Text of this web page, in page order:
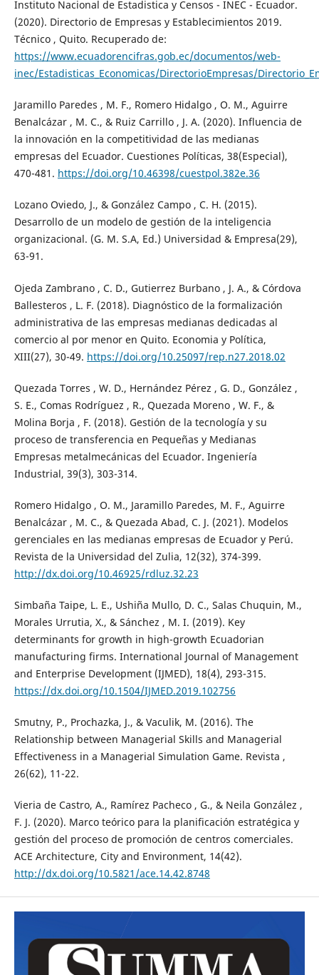
Instituto Nacional de Estadistica y Censos - INEC - Ecuador.
(2020). Directorio de Empresas y Establecimientos 2019.
Técnico , Quito. Recuperado de:
https://www.ecuadorencifras.gob.ec/documentos/web-
inec/Estadisticas_Economicas/DirectorioEmpresas/
Jaramillo Paredes , M. F., Romero Hidalgo , O. M., Aguirre
Benalcázar , M. C., & Ruiz Carrillo , J. A. (2020). Influencia de
la innovación en la competitividad de las medianas
empresas del Ecuador. Cuestiones Políticas, 38(Especial),
470-481. https://doi.org/10.46398/cuestpol.382e.36
Lozano Oviedo, J., & González Campo , C. H. (2015).
Desarrollo de un modelo de gestión de la inteligencia
organizacional. (G. M. S.A, Ed.) Universidad & Empresa(29),
63-91.
Ojeda Zambrano , C. D., Gutierrez Burbano , J. A., & Córdova
Ballesteros , L. F. (2018). Diagnóstico de la formalización
administrativa de las empresas medianas dedicadas al
comercio al por menor en Quito. Economia y Política,
XIII(27), 30-49. https://doi.org/10.25097/rep.n27.2018.02
Quezada Torres , W. D., Hernández Pérez , G. D., González ,
S. E., Comas Rodríguez , R., Quezada Moreno , W. F., &
Molina Borja , F. (2018). Gestión de la tecnología y su
proceso de transferencia en Pequeñas y Medianas
Empresas metalmecánicas del Ecuador. Ingeniería
Industrial, 39(3), 303-314.
Romero Hidalgo , O. M., Jaramillo Paredes, M. F., Aguirre
Benalcázar , M. C., & Quezada Abad, C. J. (2021). Modelos
gerenciales en las medianas empresas de Ecuador y Perú.
Revista de la Universidad del Zulia, 12(32), 374-399.
http://dx.doi.org/10.46925/rdluz.32.23
Simbaña Taipe, L. E., Ushiña Mullo, D. C., Salas Chuquin, M.,
Morales Urrutia, X., & Sánchez , M. I. (2019). Key
determinants for growth in high-growth Ecuadorian
manufacturing firms. International Journal of Management
and Enterprise Development (IJMED), 18(4), 293-315.
https://dx.doi.org/10.1504/IJMED.2019.102756
Smutny, P., Prochazka, J., & Vaculik, M. (2016). The
Relationship between Managerial Skills and Managerial
Effectiveness in a Managerial Simulation Game. Revista ,
26(62), 11-22.
Vieria de Castro, A., Ramírez Pacheco , G., & Neila González ,
F. J. (2020). Marco teórico para la planificación estratégica y
gestión del proceso de promoción de centros comerciales.
ACE Architecture, City and Environment, 14(42).
http://dx.doi.org/10.5821/ace.14.42.8748